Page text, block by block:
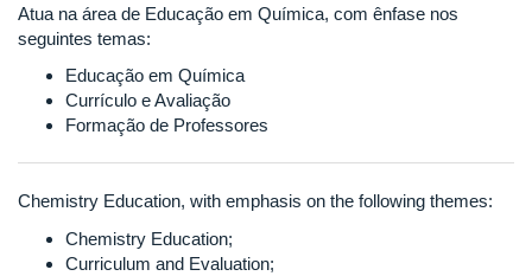
Atua na área de Educação em Química, com ênfase nos
seguintes temas:
Educação em Química
Currículo e Avaliação
Formação de Professores
Chemistry Education, with emphasis on the following themes:
Chemistry Education;
Curriculum and Evaluation;